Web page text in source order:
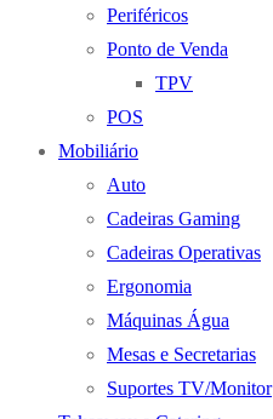
Periféricos
Ponto de Venda
TPV
POS
Mobiliário
Auto
Cadeiras Gaming
Cadeiras Operativas
Ergonomia
Máquinas Água
Mesas e Secretarias
Suportes TV/Monitor